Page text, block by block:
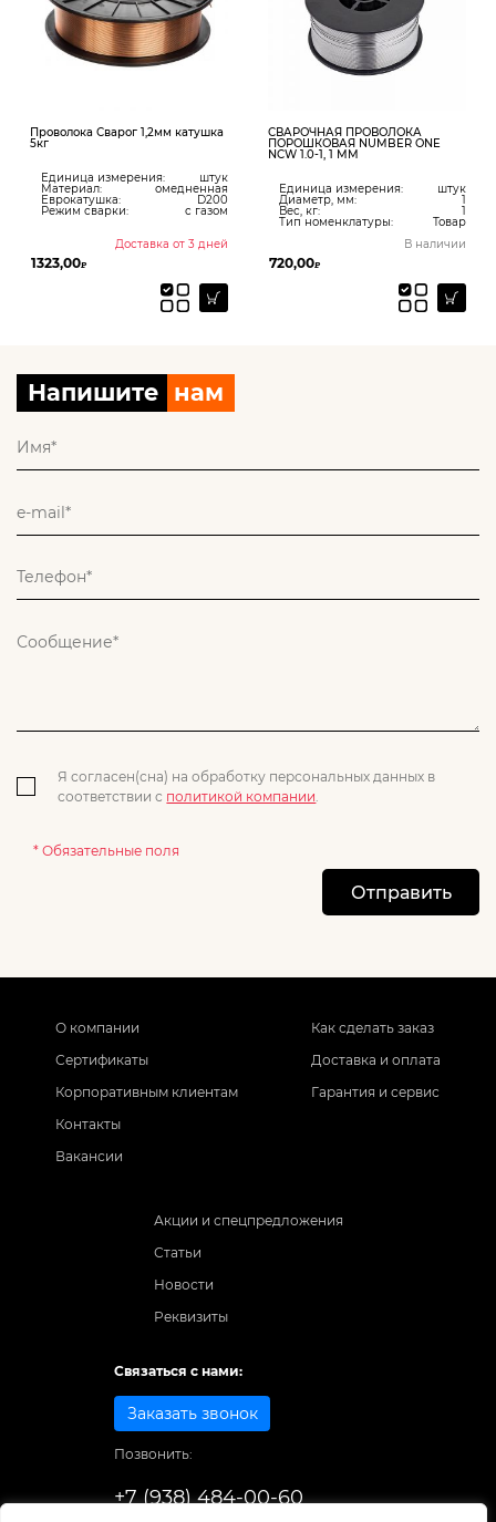
Проволока Сварог 1,2мм катушка
5кг
Единица измерения: штук
Материал: омедненная
Еврокатушка: D200
Режим сварки: с газом
Доставка от 3 дней
1323,00₽
СВАРОЧНАЯ ПРОВОЛОКА
ПОРОШКОВАЯ NUMBER ONE
NCW 1.0-1, 1 ММ
Единица измерения: штук
Диаметр, мм: 1
Вес, кг: 1
Тип номенклатуры:
Товар
В наличии
720,00₽
Напишите нам
Я согласен(сна) на обработку персональных данных в
соответствии с политикой компании
* Обязательные поля
Отправить
О компании
Сертификаты
Корпоративным клиентам
Контакты
Вакансии
Как сделать заказ
Доставка и оплата
Гарантия и сервис
Акции и спецпредложения
Статьи
Новости
Реквизиты
Связаться с нами:
Заказать звонок
Позвонить:
+7 (938) 484-00-60